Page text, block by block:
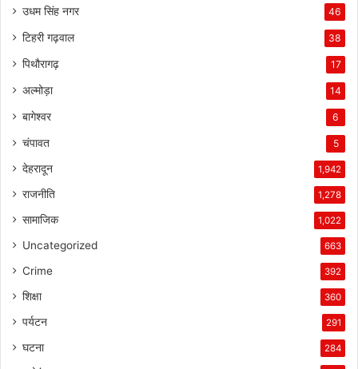
उधम सिंह नगर 46
टिहरी गढ़वाल 38
पिथौरागढ़ 17
अल्मोड़ा 14
बागेश्वर 6
चंपावत 5
देहरादून 1,942
राजनीति 1,278
सामाजिक 1,022
Uncategorized 663
Crime 392
शिक्षा 360
पर्यटन 291
घटना 284